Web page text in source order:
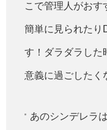
こで管理人がおす
簡単に見られたり
す！ダラダラした
意義に過ごしたく
あのシンデレラ